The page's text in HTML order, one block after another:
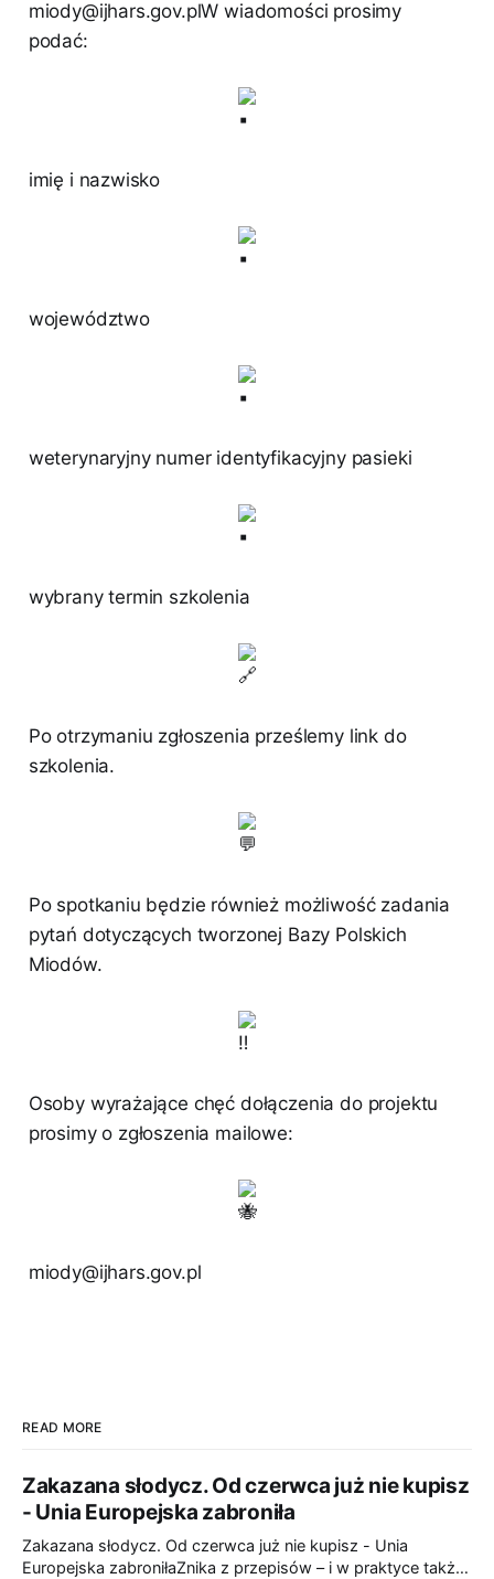
miody@ijhars.gov.plW wiadomości prosimy
podać:
imię i nazwisko
województwo
weterynaryjny numer identyfikacyjny pasieki
wybrany termin szkolenia
Po otrzymaniu zgłoszenia prześlemy link do
szkolenia.
Po spotkaniu będzie również możliwość zadania
pytań dotyczących tworzonej Bazy Polskich
Miodów.
Osoby wyrażające chęć dołączenia do projektu
prosimy o zgłoszenia mailowe:
miody@ijhars.gov.pl
READ MORE
Zakazana słodycz. Od czerwca już nie kupisz
- Unia Europejska zabroniła
Zakazana słodycz. Od czerwca już nie kupisz - Unia
Europejska zabroniłaZnika z przepisów – i w praktyce także